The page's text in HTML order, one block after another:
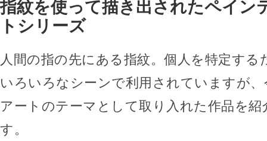
指紋を使って描き出されたペイン
トシリーズ
人間の指の先にある指紋。個人を特定す
いろいろなシーンで利用されていますが
アートのテーマとして取り入れた作品を
す。